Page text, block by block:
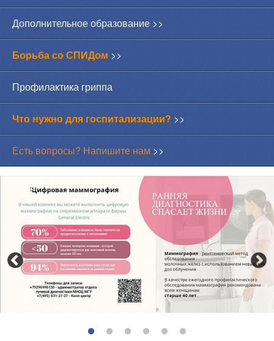
Дополнительное образование >>
Борьба со СПИДом >>
Профилактика гриппа
Что нужно для госпитализации? >>
Есть вопросы? Напишите нам >>